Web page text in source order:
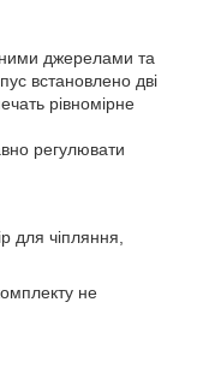
джерелами та
встановлено дві
рівномірне
регулювати
для чіпляння,
не